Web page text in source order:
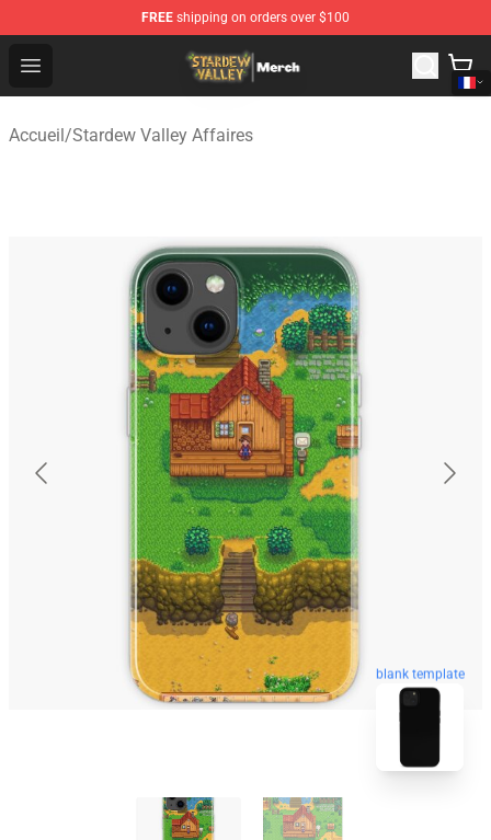
FREE shipping on orders over $100
Open menu
Stardew Valley Store - Official Stardew Valley
Accueil/Stardew Valley Affaires
blank template